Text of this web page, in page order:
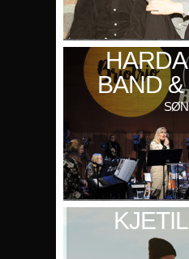
BAND
SØN